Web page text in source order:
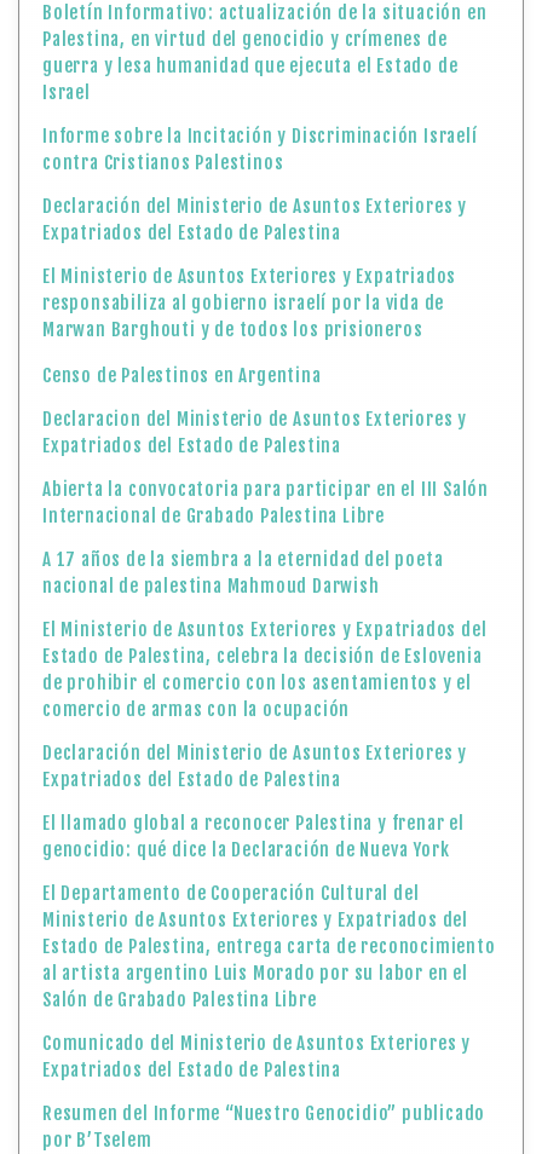
Boletín Informativo: actualización de la situación en
Palestina, en virtud del genocidio y crímenes de
guerra y lesa humanidad que ejecuta el Estado de
Israel
Informe sobre la Incitación y Discriminación Israelí
contra Cristianos Palestinos
Declaración del Ministerio de Asuntos Exteriores y
Expatriados del Estado de Palestina
El Ministerio de Asuntos Exteriores y Expatriados
responsabiliza al gobierno israelí por la vida de
Marwan Barghouti y de todos los prisioneros
Censo de Palestinos en Argentina
Declaracion del Ministerio de Asuntos Exteriores y
Expatriados del Estado de Palestina
Abierta la convocatoria para participar en el III Salón
Internacional de Grabado Palestina Libre
A 17 años de la siembra a la eternidad del poeta
nacional de palestina Mahmoud Darwish
El Ministerio de Asuntos Exteriores y Expatriados del
Estado de Palestina, celebra la decisión de Eslovenia
de prohibir el comercio con los asentamientos y el
comercio de armas con la ocupación
Declaración del Ministerio de Asuntos Exteriores y
Expatriados del Estado de Palestina
El llamado global a reconocer Palestina y frenar el
genocidio: qué dice la Declaración de Nueva York
El Departamento de Cooperación Cultural del
Ministerio de Asuntos Exteriores y Expatriados del
Estado de Palestina, entrega carta de reconocimiento
al artista argentino Luis Morado por su labor en el
Salón de Grabado Palestina Libre
Comunicado del Ministerio de Asuntos Exteriores y
Expatriados del Estado de Palestina
Resumen del Informe “Nuestro Genocidio” publicado
por B’Tselem